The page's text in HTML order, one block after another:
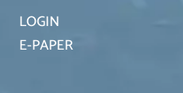
LOGIN
E-PAPER